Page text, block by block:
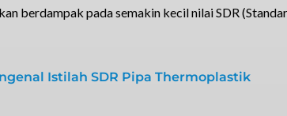
berdampak pada semakin kecil nilai SDR
Istilah SDR Pipa Thermoplastik